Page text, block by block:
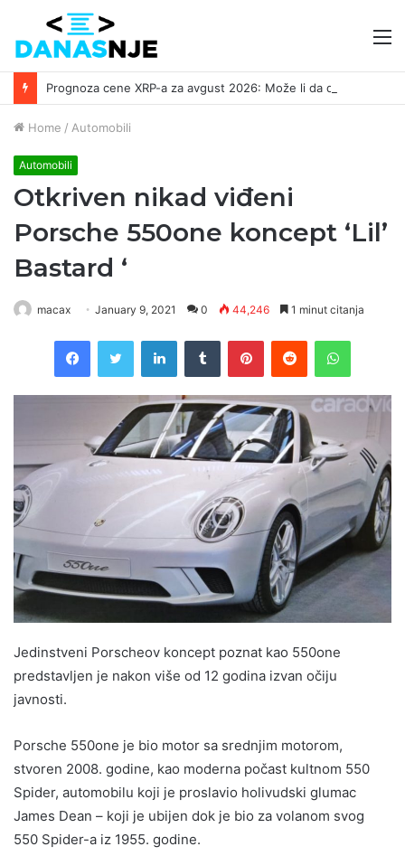
Home / Automobili
Automobili
Otkriven nikad viđeni
Porsche 550one koncept ‘Lil’
Bastard ‘
macax January 9, 2021 0 44,246 1 minut citanja
FacebookTwitter LinkedInTumblr PinterestReddit
Jedinstveni Porscheov koncept poznat kao 550one
predstavljen je nakon više od 12 godina izvan očiju
javnosti.
Porsche 550one je bio motor sa srednjim motorom,
stvoren 2008. godine, kao moderna počast kultnom 550
Spider, automobilu koji je proslavio holivudski glumac
James Dean – koji je ubijen dok je bio za volanom svog
550 Spider-a iz 1955. godine.